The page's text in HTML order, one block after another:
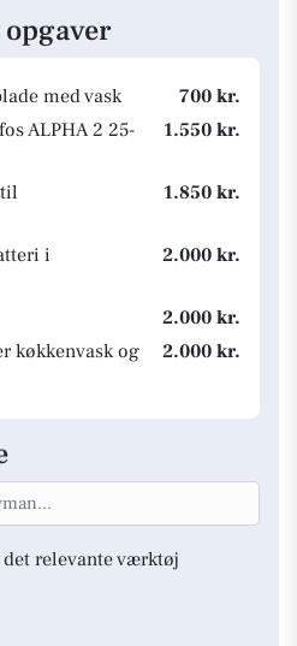
med vask
700 kr.
ALPHA 2 25-
1.550 kr.
1.850 kr.
i
2.000 kr.
2.000 kr.
køkkenvask og
2.000 kr.
relevante værktøj